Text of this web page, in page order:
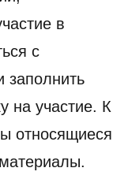
в
с
на участие. К
относящиеся